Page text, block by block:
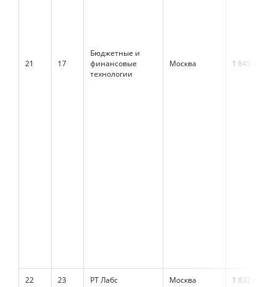
21 17
Бюджетные и
финансовые
технологии
Москва 1 845 409
22 23 РТ Лабс Москва 1 832 657